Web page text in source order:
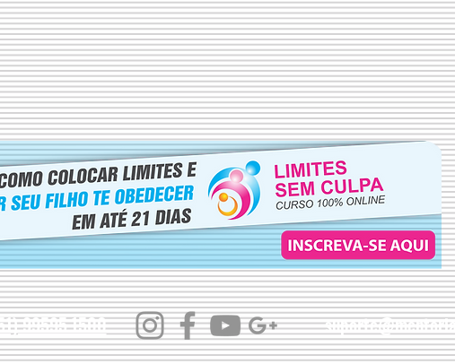
99595.1500